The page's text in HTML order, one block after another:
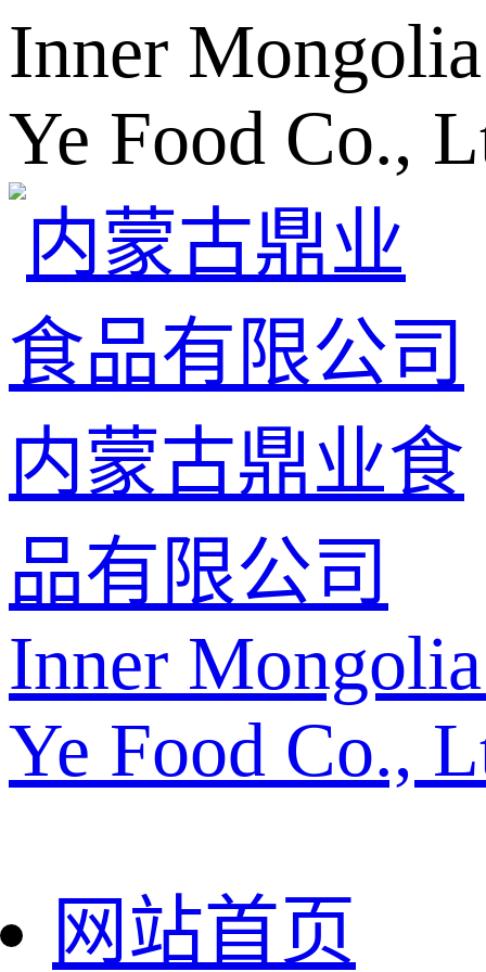
Inner
Ye Food Co.,
内蒙古鼎业食
品有限公司
Inner
Ye Food Co.,
网站首页